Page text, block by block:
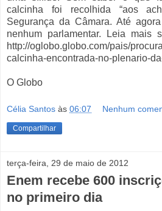
calcinha foi recolhida “aos
Segurança da Câmara. Até
nenhum parlamentar. Leia mais
http://oglobo.globo.com/pais/
calcinha-encontrada-no-plenario-
O Globo
Célia Santos às 06:07 Nenhum
Compartilhar
terça-feira, 29 de maio de 2012
Enem recebe 600
no primeiro dia